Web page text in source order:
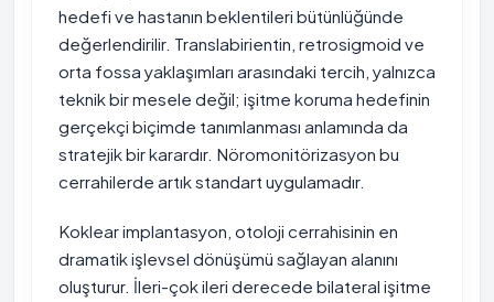
hedefi ve hastanın beklentileri bütünlüğünde
değerlendirilir. Translabirientin, retrosigmoid ve
orta fossa yaklaşımları arasındaki tercih, yalnızca
teknik bir mesele değil; işitme koruma hedefinin
gerçekçi biçimde tanımlanması anlamında da
stratejik bir karardır. Nöromonitörizasyon bu
cerrahilerde artık standart uygulamadır.
Koklear implantasyon, otoloji cerrahisinin en
dramatik işlevsel dönüşümü sağlayan alanını
oluşturur. İleri-çok ileri derecede bilateral işitme